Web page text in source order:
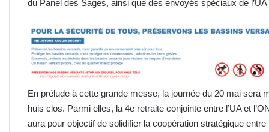
du Panel des Sages, ainsi que des envoyés spéciaux de
En prélude à cette grande messe, la journée du 20 mai sera
huis clos. Parmi elles, la 4e retraite conjointe entre l’UA et
aura pour objectif de solidifier la coopération stratégique